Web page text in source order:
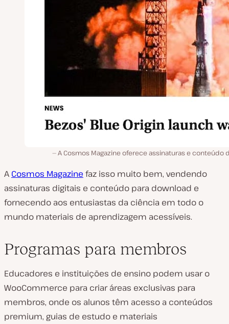
A Cosmos Magazine oferece assinaturas e conteúdo
A Cosmos Magazine faz isso muito bem, vendendo
assinaturas digitais e conteúdo para download e
fornecendo aos entusiastas da ciência em todo o
mundo materiais de aprendizagem acessíveis.
Programas para membros
Educadores e instituições de ensino podem usar o
WooCommerce para criar áreas exclusivas para
membros, onde os alunos têm acesso a conteúdos
premium, guias de estudo e materiais